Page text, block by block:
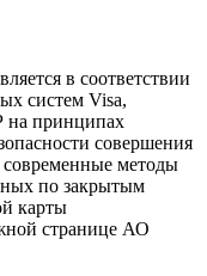
в соответствии
систем Visa,
на принципах
совершения
современные методы
по закрытым
карты
странице АО